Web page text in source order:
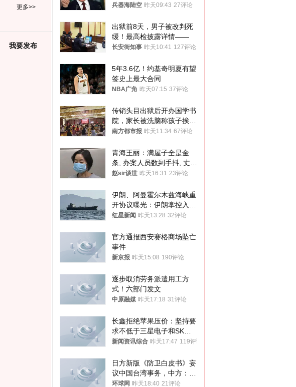
更多>>
我要发布
用核武器保护
兵器海陆空 昨天09:43 27评论
出狱前8天，男子被改判死
缓！最高检披露详情——
长安街知事 昨天10:41 127评论
5年3.6亿！约基奇明夏有望
签史上最大合同
NBA广角 昨天07:15 37评论
传销头目出狱后开办国学书
院，家长被洗脑称孩子挨打
才有效果
南方都市报 昨天11:34 67评论
青海王丽：满屋子全是金
条, 办案人员数到手抖, 丈夫
受不了提前离场
赵sir谈世 昨天16:31 23评论
伊朗、阿曼霍尔木兹海峡重
开协议曝光：伊朗掌控入湾
航道，与阿曼平分“服务费”
红星新闻 昨天13:28 32评论
官方通报西安赛格商场坠亡
事件
新京报 昨天15:08 190评论
逐步取消劳务派遣用工方
式！六部门发文
中原融媒 昨天17:18 31评论
长鑫拒绝苹果压价：坚持要
求不低于三星电子和SK海
力士
新闻资讯综合 昨天17:47 119评论
日方新版《防卫白皮书》妄
议中国台湾事务，中方：强
烈不满、坚决反对，已向日
环球网 昨天18:40 21评论